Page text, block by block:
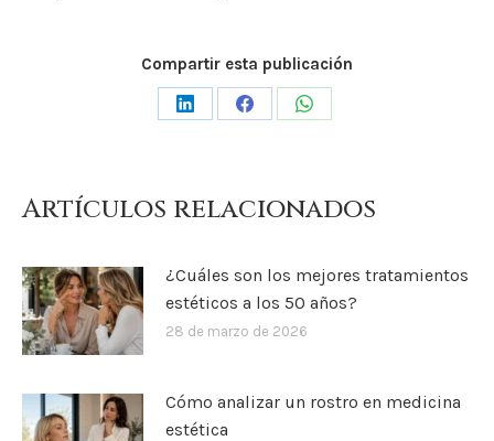
Compartir esta publicación
Share
Share
Share
Artículos relacionados
¿Cuáles son los mejores tratamientos
estéticos a los 50 años?
28 de marzo de 2026
Cómo analizar un rostro en medicina
estética